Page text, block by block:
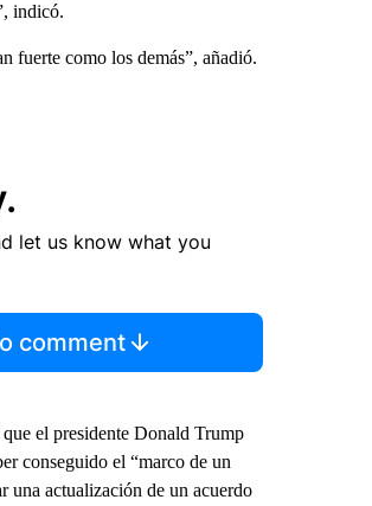
indicó.
fuerte como los demás”, añadió.
let us know what you
comment
que el presidente Donald Trump
conseguido el “marco de un
una actualización de un acuerdo